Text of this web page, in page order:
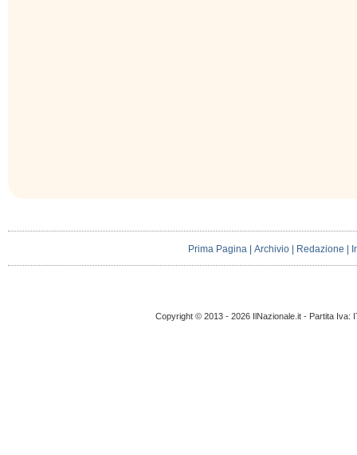
Prima Pagina |Archivio Redazione
Copyright © 2013 - 2026 IlNazionale.it - Partita Iva: